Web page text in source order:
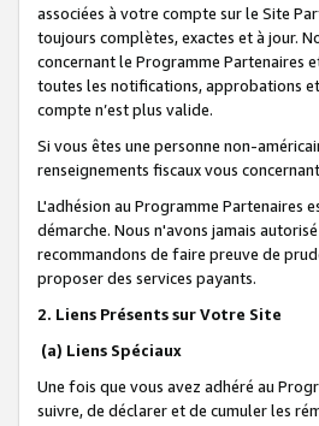
associées à votre compte sur le Site
toujours complètes, exactes et à jour.
concernant le Programme Partenaires
toutes les notifications, approbations
compte n’est plus valide.
Si vous êtes une personne non-
renseignements fiscaux vous
L'adhésion au Programme Partenaires
démarche. Nous n'avons jamais
recommandons de faire preuve de
proposer des services payants.
2. Liens Présents sur Votre Site
(a) Liens Spéciaux
Une fois que vous avez adhéré au
suivre, de déclarer et de cumuler les